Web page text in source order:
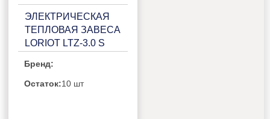
ЭЛЕКТРИЧЕСКАЯ
ТЕПЛОВАЯ ЗАВЕСА
LORIOT LTZ-3.0 S
Бренд:
Остаток:10 шт